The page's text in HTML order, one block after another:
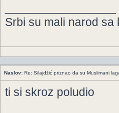
Srbi su mali narod
Naslov: Re: Silajdžić priznao da su Muslimani
ti si skroz poludio